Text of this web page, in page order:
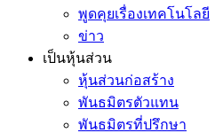
พูดคุยเรื่องเทคโนโลยี
ข่าว
เป็นหุ้นส่วน
หุ้นส่วนก่อสร้าง
พันธมิตรตัวแทน
พันธมิตรที่ปรึกษา